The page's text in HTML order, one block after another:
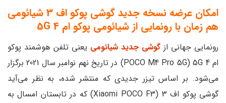
امکان عرضه نسخه جدید گوشی پوکو اف 3 شیائومی
هم زمان با رونمایی از شیائومی پوکو ام 4 5G
رونمایی جهانی از گوشی جدید شیائومی یعنی تلفن هوشمند پوکو
ام 4 POCO M4 Pro 5G) 5G) در تاریخ نهم نوامبر سال 2021 برگزار
می‌شود. بر اساس تیزر جدیدی که منتشر شده، به نظر می‌آید
گوشی پوکو اف 3 (Xiaomi POCO F3) که در تابستان امسال به